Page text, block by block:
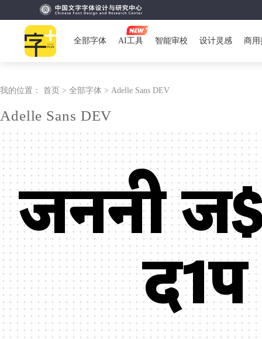
全部字体 AI工具 智能审校 设计灵感 商用
我的位置： 首页 > 全部字体 > Adelle Sans DEV
Adelle Sans DEV
जननी